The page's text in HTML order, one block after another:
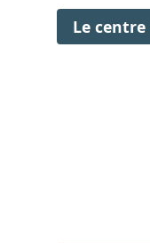
Le centre